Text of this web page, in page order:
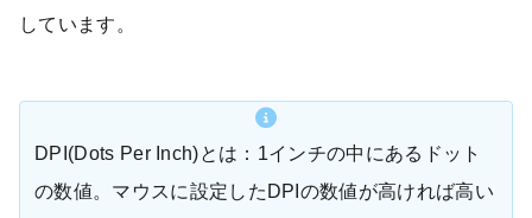
しています。
DPI(Dots Per Inch)とは：1インチの中にあるドット
の数値。マウスに設定したDPIの数値が高ければ高い